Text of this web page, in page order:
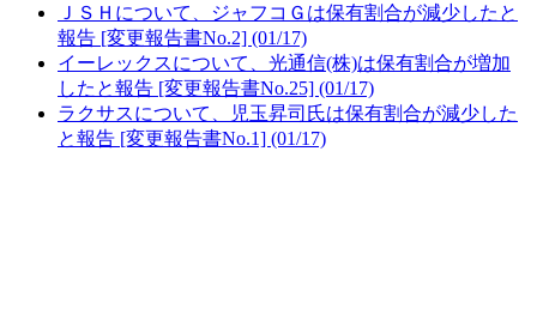
ＪＳＨについて、ジャフコＧは保有割合が減少したと
報告 [変更報告書No.2] (01/17)
イーレックスについて、光通信(株)は保有割合が増加
したと報告 [変更報告書No.25] (01/17)
ラクサスについて、児玉昇司氏は保有割合が減少した
と報告 [変更報告書No.1] (01/17)